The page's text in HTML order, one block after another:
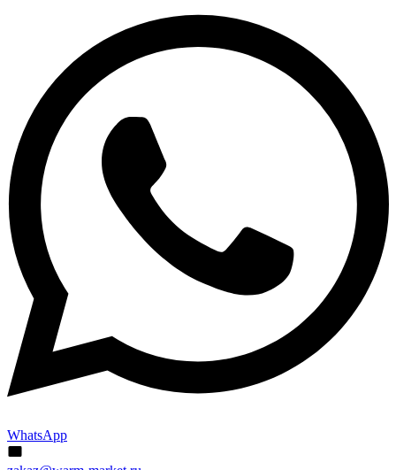
WhatsApp